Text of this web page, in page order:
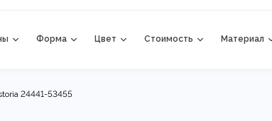
Форма Цвет Стоимость Материал
24441-53455